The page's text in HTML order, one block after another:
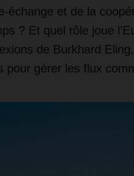
échange et de la
? Et quel rôle joue
de Burkhard
pour gérer les flux